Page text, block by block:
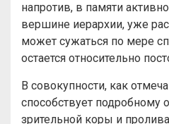
напротив, в памяти
вершине иерархии, уже
может сужаться по мере
остается относительно
В совокупности, как
способствует подробному
зрительной коры и